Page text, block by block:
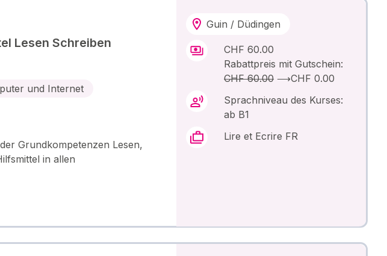
Lesen Schreiben
und Internet
Grundkompetenzen Lesen,
in allen
Guin / Düdingen
CHF 60.00
Rabattpreis mit Gutschein:
CHF 60.00 ⟶CHF 0.00
Sprachniveau des Kurses:
ab B1
Lire et Ecrire FR